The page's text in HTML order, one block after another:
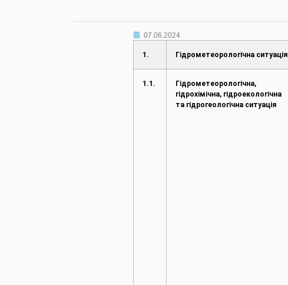
07.06.2024
1. Гідрометеорологічна ситуація
1.1.
Гідрометеорологічна,
гідрохімічна, гідроекологічна
та гідрогеологічна ситуація